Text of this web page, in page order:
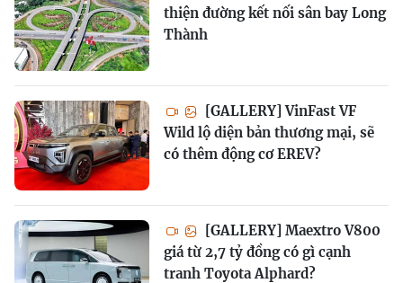
thiện đường kết nối sân bay Long
Thành
[GALLERY] VinFast VF
Wild lộ diện bản thương mại, sẽ
có thêm động cơ EREV?
[GALLERY] Maextro V800
giá từ 2,7 tỷ đồng có gì cạnh
tranh Toyota Alphard?